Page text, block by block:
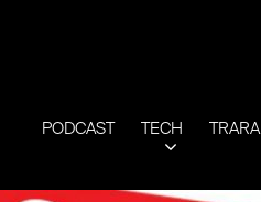
PODCAST TECH TRARA